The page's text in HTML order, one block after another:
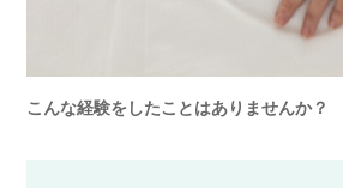
こんな経験をしたことはありませんか？